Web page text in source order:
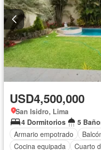
USD4,500,000
San Isidro, Lima
4 Dormitorios
5
Armario empotrado
Cocina equipada
Cuarto